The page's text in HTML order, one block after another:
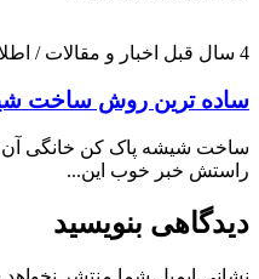
4 سال قبل اخبار و مقالات /
ساده ترین روش ساخت
ساخت شیشه پاک کن خانگی
راستش خبر خوب این...
دیدگاهی بنویسید